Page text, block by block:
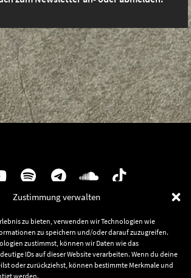
Zustimmung verwalten
zu bieten, verwenden wir Technologien wie
zu speichern und/oder darauf zuzugreifen.
zustimmst, können wir Daten wie das
IDs auf dieser Website verarbeiten. Wenn du deine
oder zurückziehst, können bestimmte Merkmale und
werden.
Kontakt
Termine
Shop